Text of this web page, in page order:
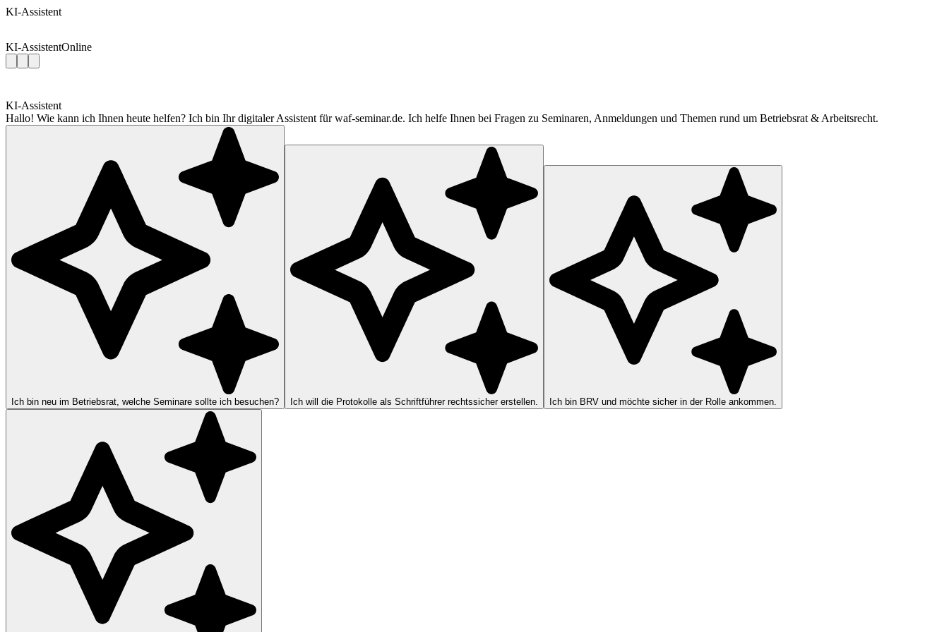
KI-Assistent
KI-AssistentOnline
KI-Assistent
Hallo! Wie kann ich Ihnen heute helfen? Ich bin Ihr digitaler Assistent für waf-seminar.de. Ich helfe Ihnen bei Fragen zu Seminaren, Anmeldungen und Themen rund um Betriebsrat & Arbeitsrecht.
Ich bin neu im Betriebsrat, welche Seminare sollte ich besuchen? Ich will die Protokolle als Schriftführer rechtssicher erstellen. Ich bin BRV und möchte sicher in der Rolle ankommen.